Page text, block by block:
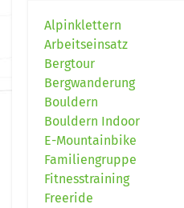
Alpinklettern
Arbeitseinsatz
Bergtour
Bergwanderung
Bouldern
Bouldern Indoor
E-Mountainbike
Familiengruppe
Fitnesstraining
Freeride